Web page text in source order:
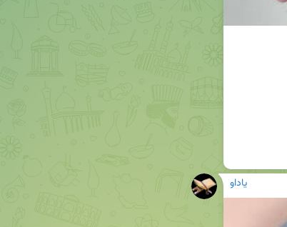
یاداو